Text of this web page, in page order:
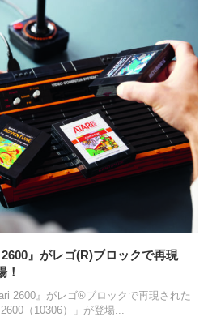
』がレゴ(R)ブロックで再現
！
2600』がレゴ®ブロックで再現された
（10306）」が登場...